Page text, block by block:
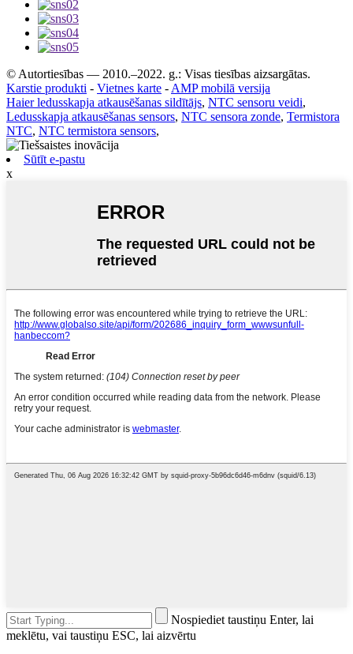
© Autortiesības — 2010.–2022. g.: Visas tiesības aizsargātas.
Karstie produkti - Vietnes karte - AMP mobilā versija
Haier ledusskapja atkausēšanas sildītājs, NTC sensoru veidi,
Ledusskapja atkausēšanas sensors, NTC sensora zonde, Termistora
NTC, NTC termistora sensors,
Sūtīt e-pastu
x
Nospiediet taustiņu Enter, lai
meklētu, vai taustiņu ESC, lai aizvērtu